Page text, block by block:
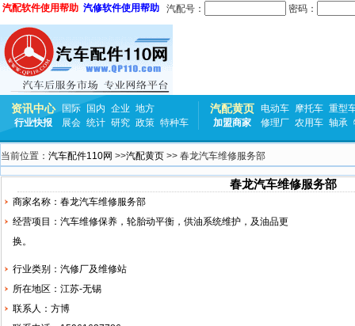
汽配软件使用帮助 汽修软件使用帮助 汽配号： 密码：
资讯中心 国际 国内 企业 地方
行业快报
展会 统计 研究 政策 特种车
汽配黄页 电动车 摩托车 重型
加盟商家
修理厂 农用车 轴承
当前位置： 汽车配件110网 >>汽配黄页 >> 春龙汽车维修服务部
春龙汽车维修服务部
商家名称：春龙汽车维修服务部
经营项目：汽车维修保养， 轮胎动平衡，供油系统维护，及油品更
换。
行业类别：汽修厂及维修站
所在地区：江苏-无锡
联系人：方博